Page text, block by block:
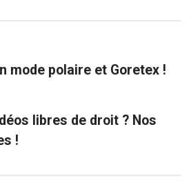
mode polaire et Goretex !
libres de droit ? Nos
!